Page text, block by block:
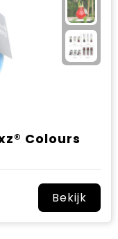
Colours
Bekijk